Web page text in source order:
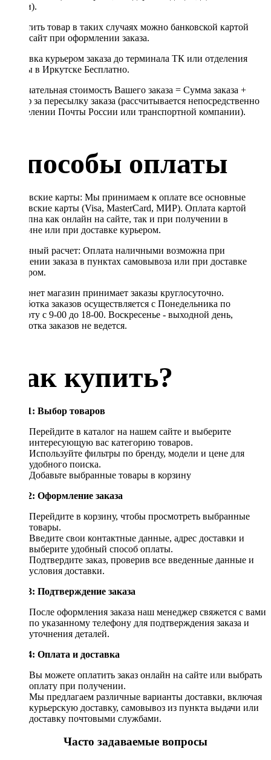
линии).
Оплатить товар в таких случаях можно банковской картой
через сайт при оформлении заказа.
Доставка курьером заказа до терминала ТК или отделения
Почты в Иркутске Бесплатно.
Окончательная стоимость Вашего заказа = Сумма заказа +
Тариф за пересылку заказа (рассчитывается непосредственно
в отделении Почты России или транспортной компании).
Способы оплаты
Банковские карты: Мы принимаем к оплате все основные
банковские карты (Visa, MasterCard, МИР). Оплата картой
доступна как онлайн на сайте, так и при получении в
магазине или при доставке курьером.
Наличный расчет: Оплата наличными возможна при
получении заказа в пунктах самовывоза или при доставке
курьером.
Интернет магазин принимает заказы круглосуточно.
Обработка заказов осуществляется с Понедельника по
Субботу с 9-00 до 18-00. Воскресенье - выходной день,
обработка заказов не ведется.
Как купить?
Шаг 1: Выбор товаров
Перейдите в каталог на нашем сайте и выберите
интересующую вас категорию товаров.
Используйте фильтры по бренду, модели и цене для
удобного поиска.
Добавьте выбранные товары в корзину
Шаг 2: Оформление заказа
Перейдите в корзину, чтобы просмотреть выбранные
товары.
Введите свои контактные данные, адрес доставки и
выберите удобный способ оплаты.
Подтвердите заказ, проверив все введенные данные и
условия доставки.
Шаг 3: Подтверждение заказа
После оформления заказа наш менеджер свяжется с вами
по указанному телефону для подтверждения заказа и
уточнения деталей.
Шаг 4: Оплата и доставка
Вы можете оплатить заказ онлайн на сайте или выбрать
оплату при получении.
Мы предлагаем различные варианты доставки, включая
курьерскую доставку, самовывоз из пункта выдачи или
доставку почтовыми службами.
Часто задаваемые вопросы